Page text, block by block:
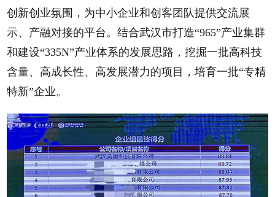
创新创业氛围，为中小企业和创客团队提供交流展
示、产融对接的平台。结合武汉市打造“965”产业集群
和建设“335N”产业体系的发展思路，挖掘一批高科技
含量、高成长性、高发展潜力的项目，培育一批“专精
特新”企业。